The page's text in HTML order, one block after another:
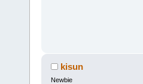
kisun
Newbie